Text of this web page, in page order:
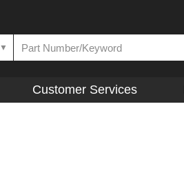
▼
Customer Services